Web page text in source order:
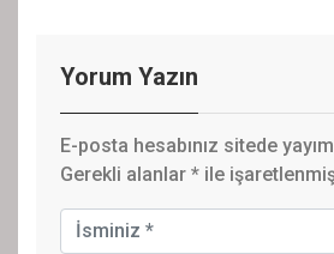
Yorum Yazın
E-posta hesabınız sitede
Gerekli alanlar * ile